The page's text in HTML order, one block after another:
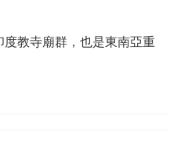
教寺廟群，也是東南亞重